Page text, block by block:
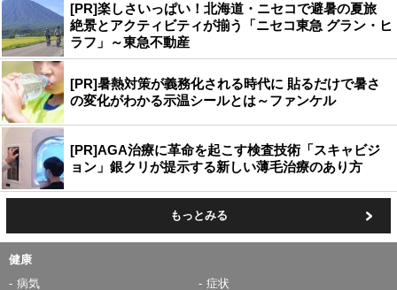
[PR]楽しさいっぱい！北海道・ニセコで避暑の夏旅
絶景とアクティビティが揃う「ニセコ東急 グラン・ヒ
ラフ」～東急不動産
[PR]暑熱対策が義務化される時代に 貼るだけで暑さ
の変化がわかる示温シールとは～ファンケル
[PR]AGA治療に革命を起こす検査技術「スキャビジ
ョン」銀クリが提示する新しい薄毛治療のあり方
もっとみる
健康
病気
症状